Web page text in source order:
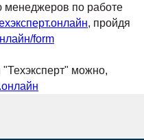
менеджеров по работе
, пройдя
form
"Техэксперт" можно,